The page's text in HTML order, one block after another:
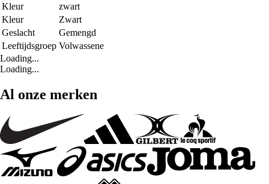
Kleur
zwart
Kleur
Zwart
Geslacht
Gemengd
Leeftijdsgroep Volwassene
Loading...
Loading...
Al onze merken